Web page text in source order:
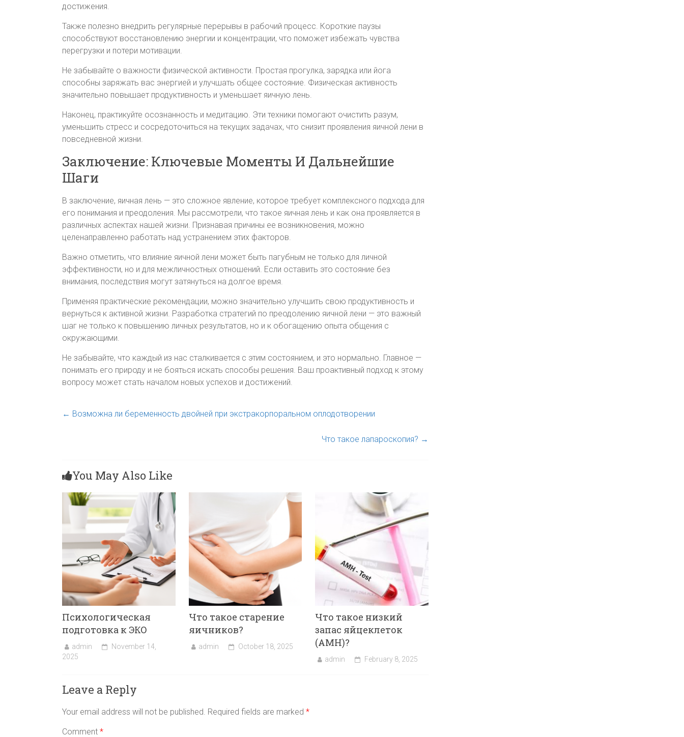
достижения.
Также полезно внедрить регулярные перерывы в рабочий процесс. Короткие паузы
способствуют восстановлению энергии и концентрации, что поможет избежать чувства
перегрузки и потери мотивации.
Не забывайте о важности физической активности. Простая прогулка, зарядка или йога
способны заряжать вас энергией и улучшать общее состояние. Физическая активность
значительно повышает продуктивность и уменьшает яичную лень.
Наконец, практикуйте осознанность и медитацию. Эти техники помогают очистить разум,
уменьшить стресс и сосредоточиться на текущих задачах, что снизит проявления яичной лени в
повседневной жизни.
Заключение: Ключевые Моменты И Дальнейшие
Шаги
В заключение, яичная лень — это сложное явление, которое требует комплексного подхода для
его понимания и преодоления. Мы рассмотрели, что такое яичная лень и как она проявляется в
различных аспектах нашей жизни. Признавая причины ее возникновения, можно
целенаправленно работать над устранением этих факторов.
Важно отметить, что влияние яичной лени может быть пагубным не только для личной
эффективности, но и для межличностных отношений. Если оставить это состояние без
внимания, последствия могут затянуться на долгое время.
Применяя практические рекомендации, можно значительно улучшить свою продуктивность и
вернуться к активной жизни. Разработка стратегий по преодолению яичной лени — это важный
шаг не только к повышению личных результатов, но и к обогащению опыта общения с
окружающими.
Не забывайте, что каждый из нас сталкивается с этим состоянием, и это нормально. Главное —
понимать его природу и не бояться искать способы решения. Ваш проактивный подход к этому
вопросу может стать началом новых успехов и достижений.
← Возможна ли беременность двойней при экстракорпоральном оплодотворении
Что такое лапароскопия? →
You May Also Like
Психологическая
подготовка к ЭКО
admin
November 14,
2025
Что такое старение
яичников?
admin October 18, 2025
Что такое низкий
запас яйцеклеток
(AMH)?
admin February 8, 2025
Leave a Reply
Your email address will not be published. Required fields are marked *
Comment *